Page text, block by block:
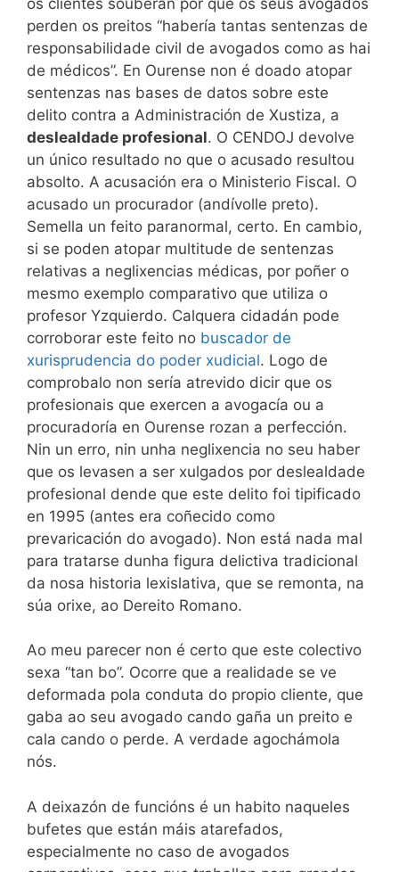
perden os preitos “habería tantas sentenzas de
responsabilidade civil de avogados como as hai
de médicos”. En Ourense non é doado atopar
sentenzas nas bases de datos sobre este
delito contra a Administración de Xustiza, a
deslealdade profesional. O CENDOJ devolve
un único resultado no que o acusado resultou
absolto. A acusación era o Ministerio Fiscal. O
acusado un procurador (andívolle preto).
Semella un feito paranormal, certo. En cambio,
si se poden atopar multitude de sentenzas
relativas a neglixencias médicas, por poñer o
mesmo exemplo comparativo que utiliza o
profesor Yzquierdo. Calquera cidadán pode
corroborar este feito no buscador de
xurisprudencia do poder xudicial. Logo de
comprobalo non sería atrevido dicir que os
profesionais que exercen a avogacía ou a
procuradoría en Ourense rozan a perfección.
Nin un erro, nin unha neglixencia no seu haber
que os levasen a ser xulgados por deslealdade
profesional dende que este delito foi tipificado
en 1995 (antes era coñecido como
prevaricación do avogado). Non está nada mal
para tratarse dunha figura delictiva tradicional
da nosa historia lexislativa, que se remonta, na
súa orixe, ao Dereito Romano.
Ao meu parecer non é certo que este colectivo
sexa “tan bo”. Ocorre que a realidade se ve
deformada pola conduta do propio cliente, que
gaba ao seu avogado cando gaña un preito e
cala cando o perde. A verdade agochámola
nós.
A deixazón de funcións é un habito naqueles
bufetes que están máis atarefados,
especialmente no caso de avogados